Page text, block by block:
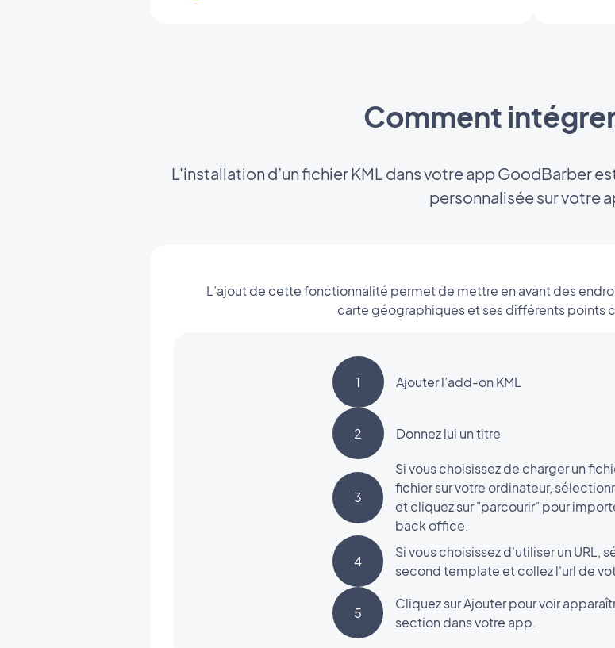
Comment intégrer
L'installation d’un fichier KML dans votre app GoodBarber
personnalisée sur votre
L’ajout de cette fonctionnalité permet de mettre en avant des
carte géographiques et ses différents points
1 Ajouter l’add-on KML
2 Donnez lui un titre
3
Si vous choisissez de charger un
fichier sur votre ordinateur,
et cliquez sur "parcourir" pour
back office.
4
Si vous choisissez d'utiliser un URL,
second template et collez l'url de
5
Cliquez sur Ajouter pour voir
section dans votre app.